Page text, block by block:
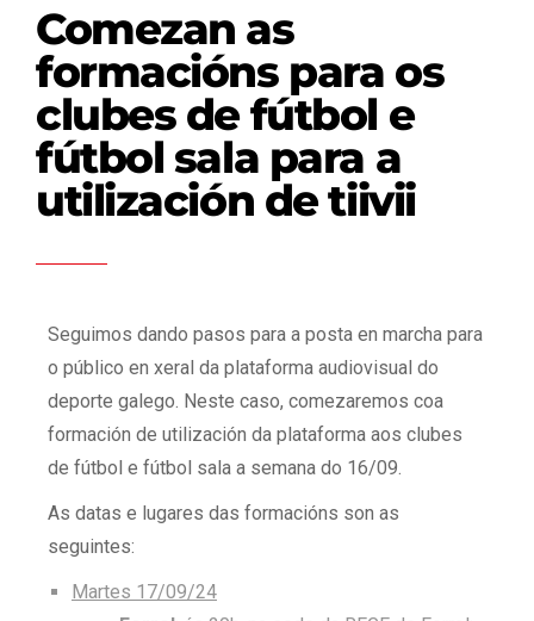
Comezan as
formacións para os
clubes de fútbol e
fútbol sala para a
utilización de tiivii
Seguimos dando pasos para a posta en marcha para
o público en xeral da plataforma audiovisual do
deporte galego. Neste caso, comezaremos coa
formación de utilización da plataforma aos clubes
de fútbol e fútbol sala a semana do 16/09.
As datas e lugares das formacións son as
seguintes:
Martes 17/09/24